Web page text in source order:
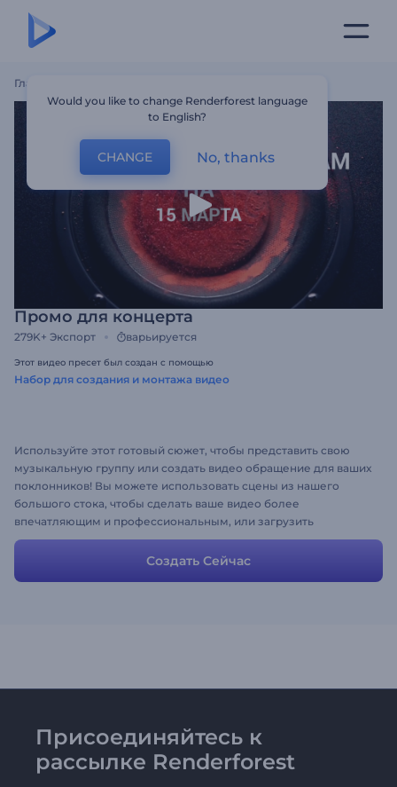
Главная
Промо для концерта
279K+ Экспорт варьируется
Этот видео пресет был создан с помощью
Набор для создания и монтажа видео
Используйте этот готовый сюжет, чтобы представить свою
музыкальную группу или создать видео обращение для ваших
поклонников! Вы можете использовать сцены из нашего
большого стока, чтобы сделать ваше видео более
впечатляющим и профессиональным, или загрузить
собственные медиа-файлы. Вы отвечаете за результат. Пусть
Создать Сейчас
Присоединяйтесь к
рассылке Renderforest
Would you like to change Renderforest language
to English?
CHANGE No, thanks